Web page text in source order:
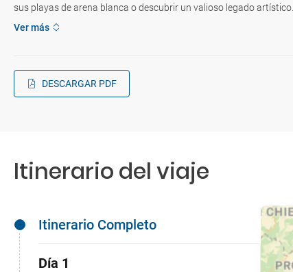
sus playas de arena blanca o descubrir un valioso legado artístico...
Ver más
DESCARGAR PDF
Itinerario del viaje
Itinerario Completo
Día 1